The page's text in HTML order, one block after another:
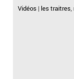
Vidéos | les traitres,